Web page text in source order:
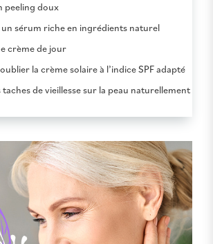
peeling doux
sérum riche en ingrédients naturel
crème de jour
la crème solaire à l’indice SPF adapté
de vieillesse sur la peau naturellement